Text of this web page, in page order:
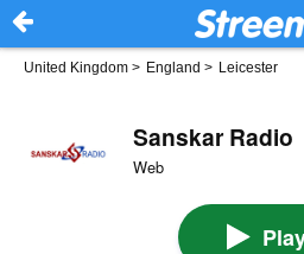
United Kingdom > England > Leicester
Sanskar Radio
Web